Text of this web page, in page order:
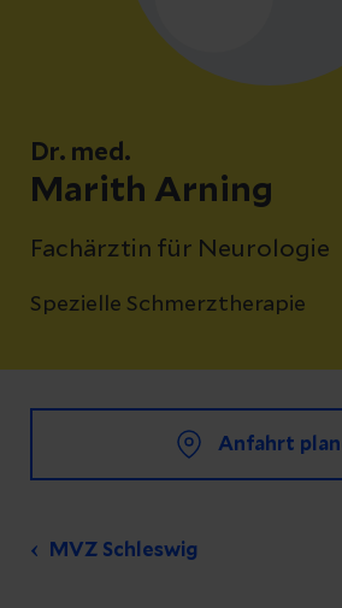
Dr. med.
Marith Arning
Fachärztin für Neurologie
Spezielle Schmerztherapie
Anfahrt
MVZ Schleswig